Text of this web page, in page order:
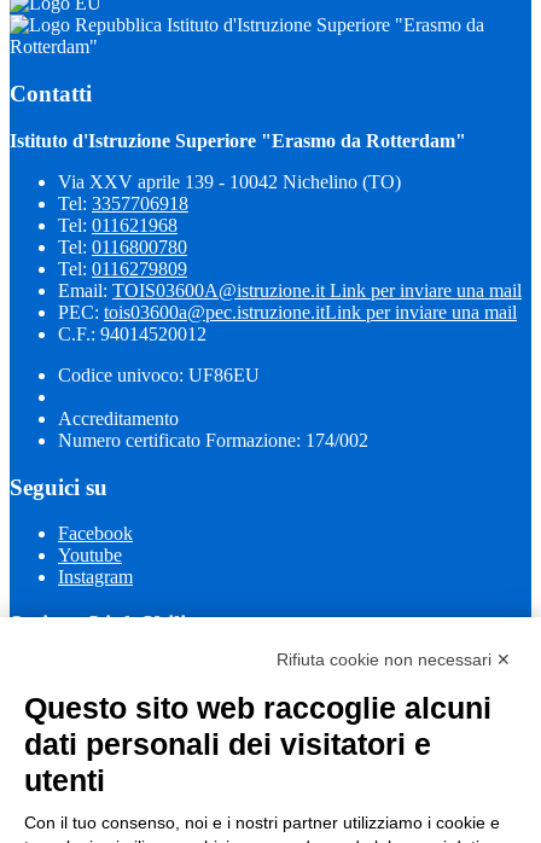
Istituto d'Istruzione Superiore "Erasmo da
Rotterdam"
Contatti
Istituto d'Istruzione Superiore "Erasmo da Rotterdam"
Via XXV aprile 139 - 10042 Nichelino (TO)
Tel: 3357706918
Tel: 011621968
Tel: 0116800780
Tel: 0116279809
Email: TOIS03600A@istruzione.it Link per inviare una mail
PEC: tois03600a@pec.istruzione.itLink per inviare una mail
C.F.: 94014520012
Codice univoco: UF86EU
Accreditamento
Numero certificato Formazione: 174/002
Seguici su
Facebook
Youtube
Instagram
Sezione Link Utili
Informativa Privacy
Ufficio Relazioni con il Pubblico
Dichiarazione di accessibilità
Obiettivi di accessibilità
Gestione consensi cookie
Rifiuta cookie non necessari ✕
Questo sito web raccoglie alcuni
dati personali dei visitatori e
utenti
Con il tuo consenso, noi e i nostri partner utilizziamo i cookie e